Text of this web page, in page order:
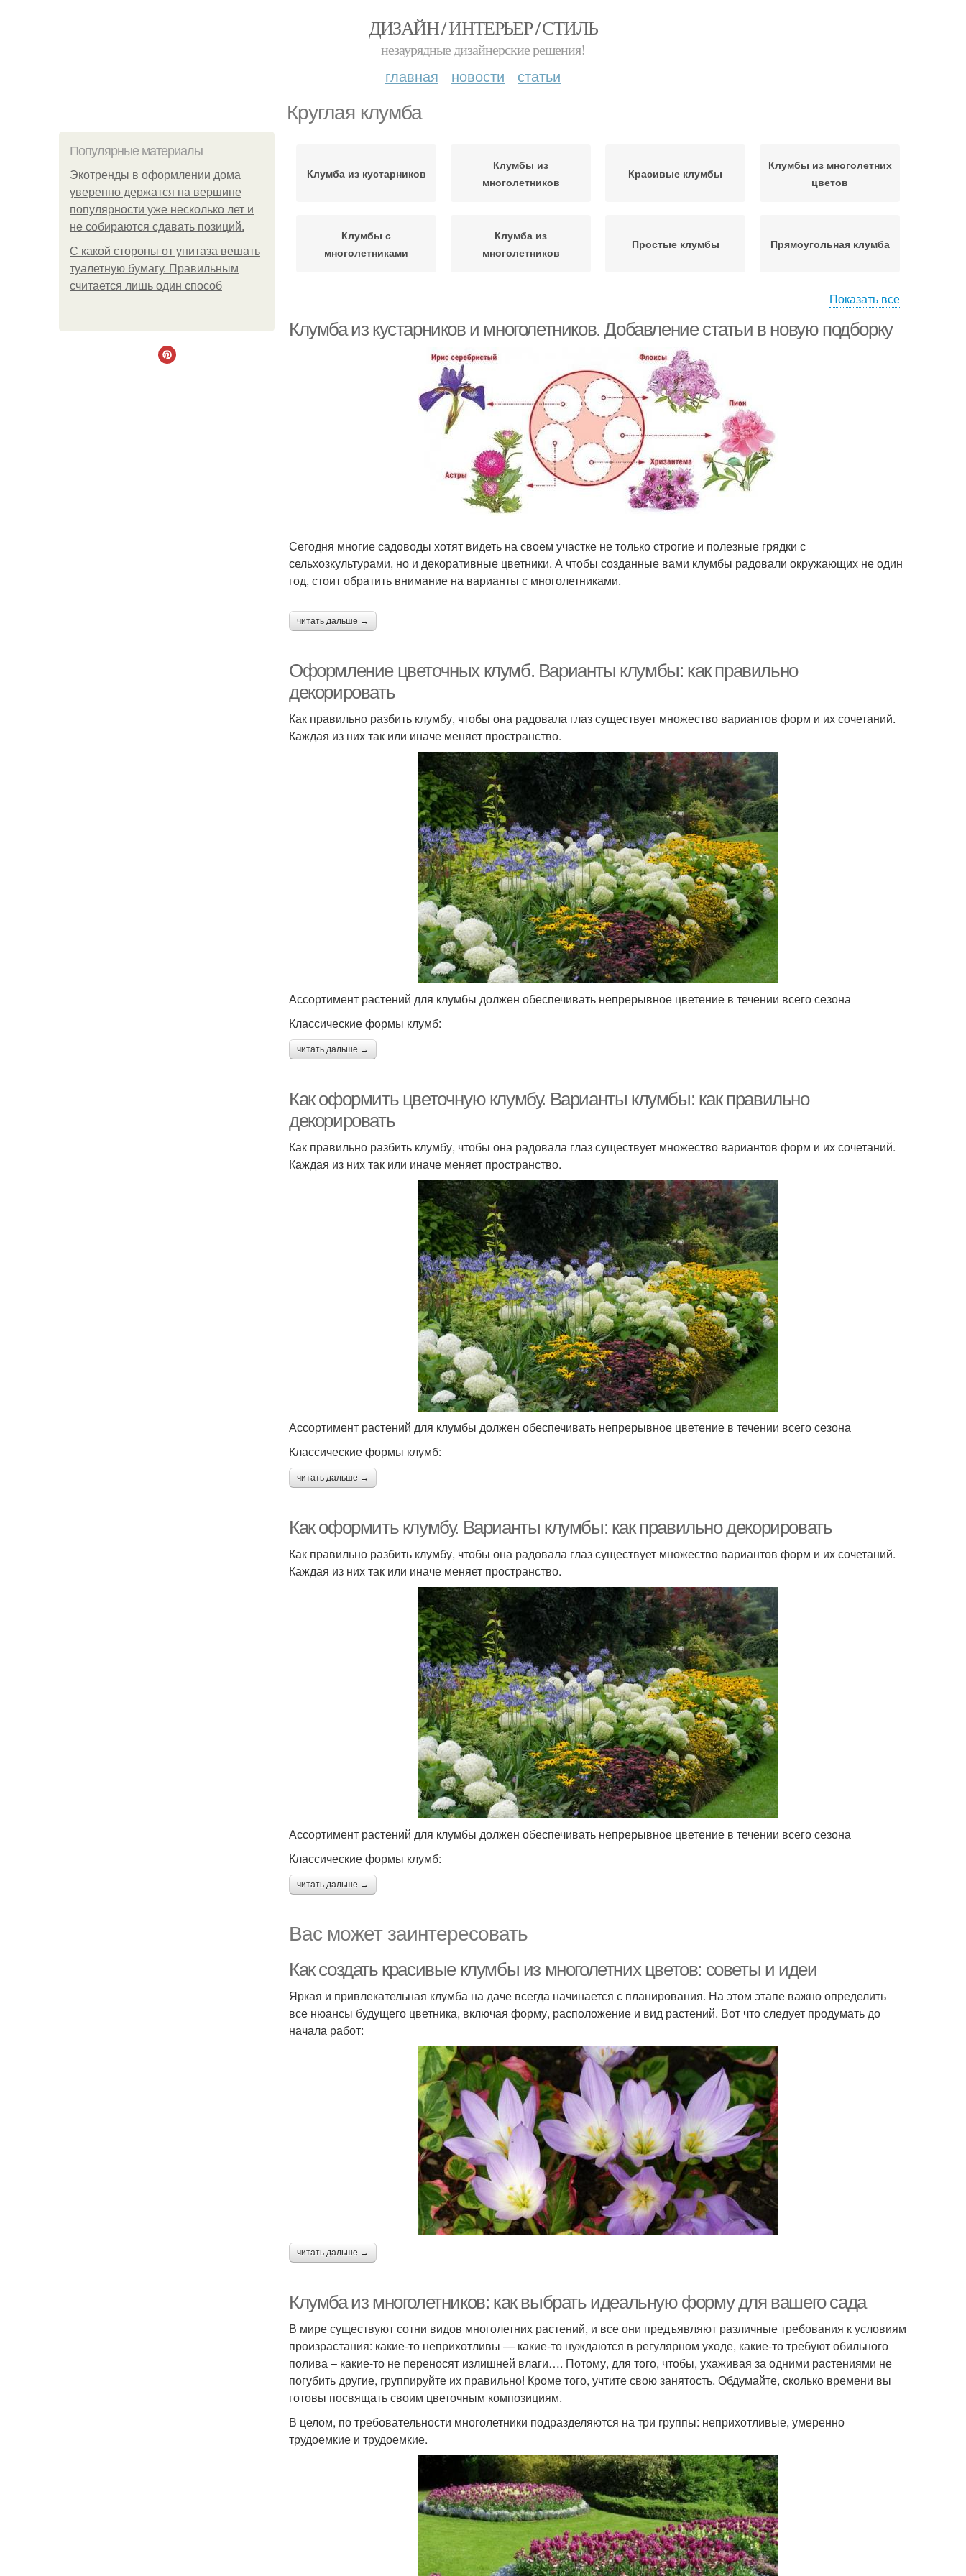
ДИЗАЙН / ИНТЕРЬЕР / СТИЛЬ
незаурядные дизайнерские решения!
главная новости статьи
Круглая клумба
Популярные материалы
Экотренды в оформлении дома
уверенно держатся на вершине
популярности уже несколько лет и
не собираются сдавать позиций.
С какой стороны от унитаза вешать
туалетную бумагу. Правильным
считается лишь один способ
Клумба из кустарников
Клумбы из
многолетников
Красивые клумбы
Клумбы из многолетних
цветов
Клумбы с
многолетниками
Клумба из
многолетников
Простые клумбы Прямоугольная клумба
Цветочные клумбы Клумбы на даче
Клумба из камней Клумбы перед домом
Показать все
Клумба из кустарников и многолетников. Добавление статьи в новую подборку
Сегодня многие садоводы хотят видеть на своем участке не только строгие и полезные грядки с
сельхозкультурами, но и декоративные цветники. А чтобы созданные вами клумбы радовали окружающих не один
год, стоит обратить внимание на варианты с многолетниками.
читать дальше →
Оформление цветочных клумб. Варианты клумбы: как правильно
декорировать
Как правильно разбить клумбу, чтобы она радовала глаз существует множество вариантов форм и их сочетаний.
Каждая из них так или иначе меняет пространство.
Ассортимент растений для клумбы должен обеспечивать непрерывное цветение в течении всего сезона
Классические формы клумб:
читать дальше →
Как оформить цветочную клумбу. Варианты клумбы: как правильно
декорировать
Как правильно разбить клумбу, чтобы она радовала глаз существует множество вариантов форм и их сочетаний.
Каждая из них так или иначе меняет пространство.
Ассортимент растений для клумбы должен обеспечивать непрерывное цветение в течении всего сезона
Классические формы клумб:
читать дальше →
Как оформить клумбу. Варианты клумбы: как правильно декорировать
Как правильно разбить клумбу, чтобы она радовала глаз существует множество вариантов форм и их сочетаний.
Каждая из них так или иначе меняет пространство.
Ассортимент растений для клумбы должен обеспечивать непрерывное цветение в течении всего сезона
Классические формы клумб:
читать дальше →
Вас может заинтересовать
Как создать красивые клумбы из многолетних цветов: советы и идеи
Яркая и привлекательная клумба на даче всегда начинается с планирования. На этом этапе важно определить
все нюансы будущего цветника, включая форму, расположение и вид растений. Вот что следует продумать до
начала работ:
читать дальше →
Клумба из многолетников: как выбрать идеальную форму для вашего сада
В мире существуют сотни видов многолетних растений, и все они предъявляют различные требования к условиям
произрастания: какие-то неприхотливы — какие-то нуждаются в регулярном уходе, какие-то требуют обильного
полива – какие-то не переносят излишней влаги…. Потому, для того, чтобы, ухаживая за одними растениями не
погубить другие, группируйте их правильно! Кроме того, учтите свою занятость. Обдумайте, сколько времени вы
готовы посвящать своим цветочным композициям.
В целом, по требовательности многолетники подразделяются на три группы: неприхотливые, умеренно
трудоемкие и трудоемкие.